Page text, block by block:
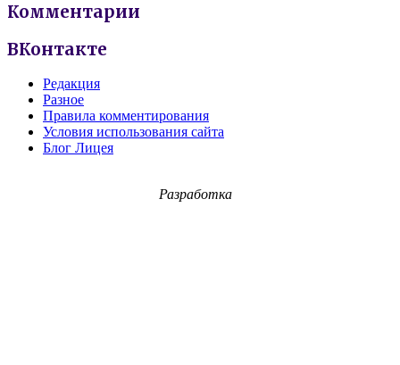
Комментарии
ВКонтакте
Редакция
Разное
Правила комментирования
Условия использования сайта
Блог Лицея
Разработка